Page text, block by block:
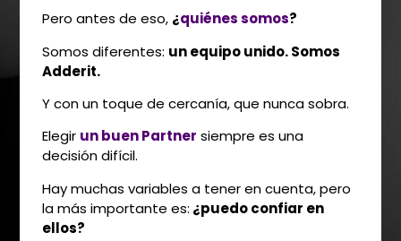
Pero antes de eso, ¿quiénes somos?
Somos diferentes: un equipo unido. Somos
Adderit.
Y con un toque de cercanía, que nunca sobra.
Elegir un buen Partner siempre es una
decisión difícil.
Hay muchas variables a tener en cuenta, pero
la más importante es: ¿puedo confiar en
ellos?